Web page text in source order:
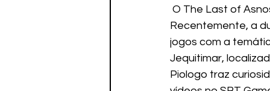
Recentemente, a
jogos com a
Jequitimar,
Piologo traz